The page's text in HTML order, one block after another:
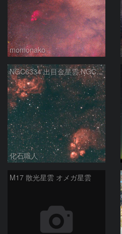
momonako
NGC6334 出目金星雲 NGC6357 彼岸花星雲 さそり座
化石職人
M17 散光星雲 オメガ星雲